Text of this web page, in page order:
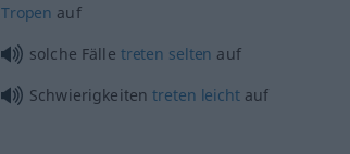
Tropen auf
solche Fälle treten selten auf
Schwierigkeitentreten leichtauf